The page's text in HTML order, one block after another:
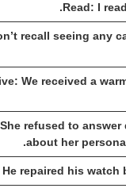
Read: I
recall seeing any
We received a
refused to answer
about her
He repaired his watch